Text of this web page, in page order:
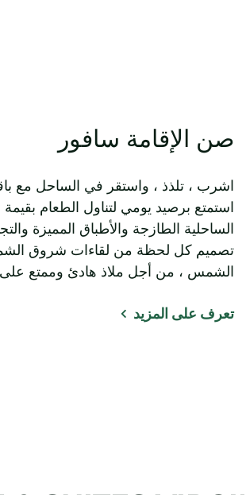
صن الإقامة سافور
اشرب ، تلذذ ، واستقر في الساحل مع
الساحلية الطازجة والأطباق المميزة
تصميم كل لحظة من لقاءات شروق
الشمس ، من أجل ملاذ هادئ وممتع
تعرف على المزيد